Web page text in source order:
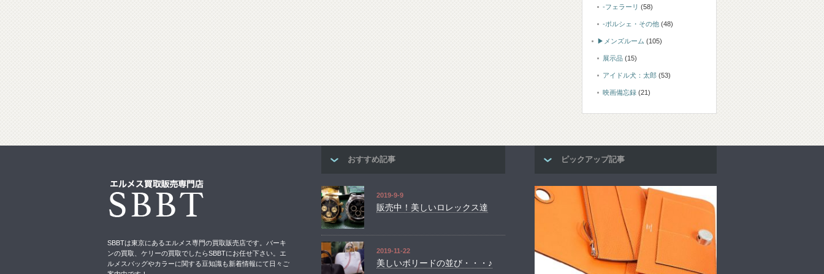
-フェラーリ (58)
-ポルシェ・その他 (48)
▶メンズルーム (105)
展示品 (15)
アイドル犬：太郎 (53)
映画備忘録 (21)
おすすめ記事
2019-9-9
販売中！美しいロレックス達
2019-11-22
美しいボリードの並び・・・♪
ピックアップ記事
SBBTは東京にあるエルメス専門の買取販売店です。バーキ
ンの買取、ケリーの買取でしたらSBBTにお任せ下さい。エ
ルメスバッグやカラーに関する豆知識も新着情報にて日々ご